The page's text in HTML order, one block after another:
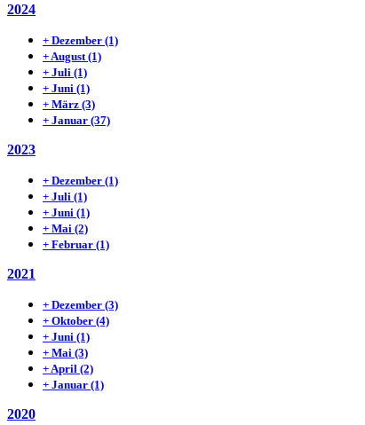
2024
+ Dezember (1)
+ August (1)
+ Juli (1)
+ Juni (1)
+ März (3)
+ Januar (37)
2023
+ Dezember (1)
+ Juli (1)
+ Juni (1)
+ Mai (2)
+ Februar (1)
2021
+ Dezember (3)
+ Oktober (4)
+ Juni (1)
+ Mai (3)
+ April (2)
+ Januar (1)
2020